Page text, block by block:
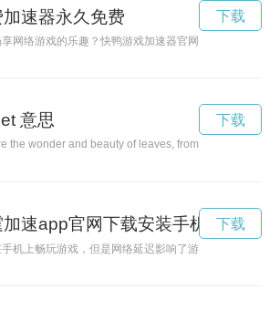
加速器永久免费
网络游戏的乐趣？快鸭游戏加速器官网为您提供稳定
下载
意思
the wonder and beauty of leaves, from their vibrant
下载
速app官网下载安装手机版
机上畅玩游戏，但是网络延迟影响了游戏体验？雷霆
下载